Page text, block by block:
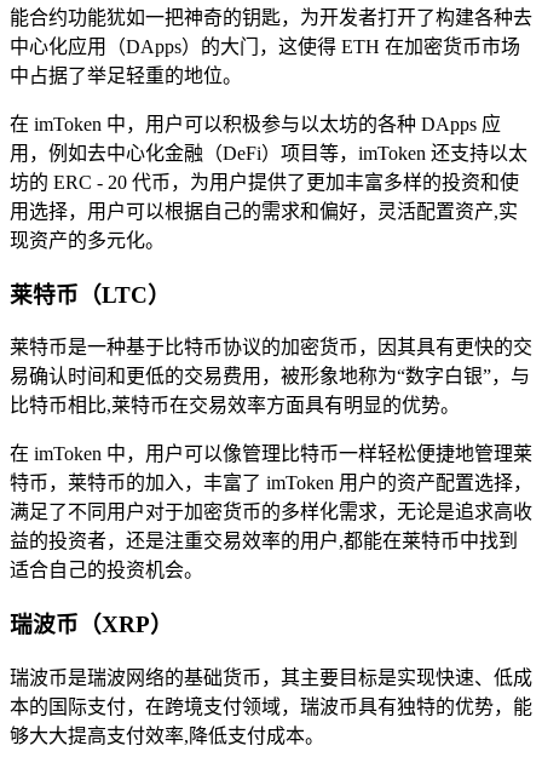
能合约功能犹如一把神奇的钥匙，为开发者打开了构建各种去
中心化应用（DApps）的大门，这使得 ETH 在加密货币市场
中占据了举足轻重的地位。
在 imToken 中，用户可以积极参与以太坊的各种 DApps 应
用，例如去中心化金融（DeFi）项目等，imToken 还支持以太
坊的 ERC - 20 代币，为用户提供了更加丰富多样的投资和使
用选择，用户可以根据自己的需求和偏好，灵活配置资产,实
现资产的多元化。
莱特币（LTC）
莱特币是一种基于比特币协议的加密货币，因其具有更快的交
易确认时间和更低的交易费用，被形象地称为“数字白银”，与
比特币相比,莱特币在交易效率方面具有明显的优势。
在 imToken 中，用户可以像管理比特币一样轻松便捷地管理莱
特币，莱特币的加入，丰富了 imToken 用户的资产配置选择，
满足了不同用户对于加密货币的多样化需求，无论是追求高收
益的投资者，还是注重交易效率的用户,都能在莱特币中找到
适合自己的投资机会。
瑞波币（XRP）
瑞波币是瑞波网络的基础货币，其主要目标是实现快速、低成
本的国际支付，在跨境支付领域，瑞波币具有独特的优势，能
够大大提高支付效率,降低支付成本。